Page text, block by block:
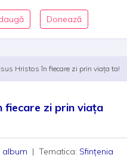
Donează
Hristos în fiecare zi prin viața ta!
fiecare zi prin viața
album | Tematica: Sfințenia